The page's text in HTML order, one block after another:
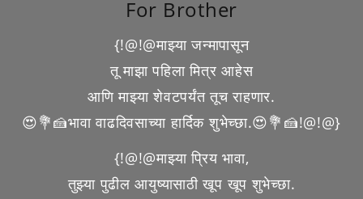
For Brother
{!@!@माझ्या जन्मापासून
तू माझा पहिला मित्र आहेस
आणि माझ्या शेवटपर्यंत तूच राहणार.
😍💐🍰भावा वाढदिवसाच्या हार्दिक शुभेच्छा.😍💐🍰!@!@}
{!@!@माझ्या प्रिय भावा,
तुझ्या पुढील आयुष्यासाठी खूप खूप शुभेच्छा.